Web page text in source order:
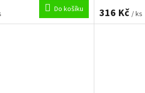
Do košíku 316 Kč / ks